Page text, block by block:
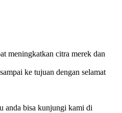
meningkatkan citra merek dan
ke tujuan dengan selamat
anda bisa kunjungi kami di